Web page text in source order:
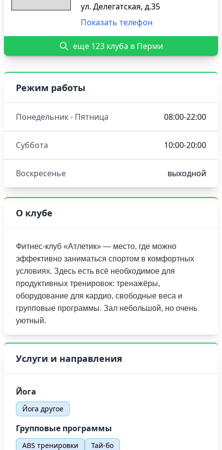
О клубе
Фитнес-клуб «Атлетик» — место, где можно
эффективно заниматься спортом в комфортных
условиях. Здесь есть всё необходимое для
продуктивных тренировок: тренажёры,
оборудование для кардио, свободные веса и
групповые программы. Зал небольшой, но очень
уютный.
Услуги и направления
Йога
Йога другое
Групповые программы
ABS тренировки
Тай-бо
ул. Делегатская, д.35
Показать телефон
еще 123 клуба в Перми
Режим работы
Понедельник - Пятница 08:00-22:00
Суббота 10:00-20:00
Воскресенье выходной